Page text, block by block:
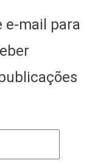
e-mail para